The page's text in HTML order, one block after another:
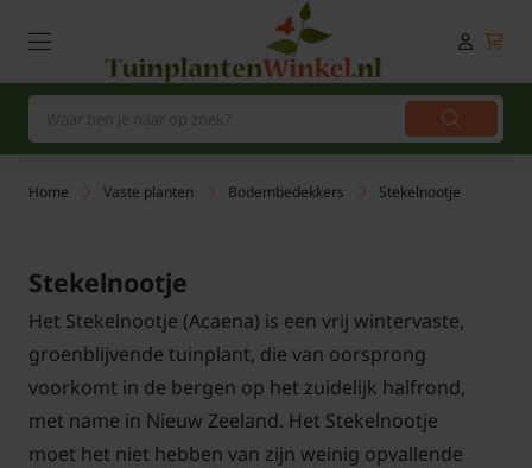
Home Vaste planten Bodembedekkers Stekelnootje
Stekelnootje
Het Stekelnootje (Acaena) is een vrij wintervaste,
groenblijvende tuinplant, die van oorsprong
voorkomt in de bergen op het zuidelijk halfrond,
met name in Nieuw Zeeland. Het Stekelnootje
moet het niet hebben van zijn weinig opvallende